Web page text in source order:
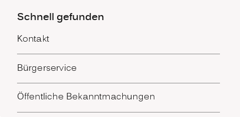
Schnell gefunden
Kontakt
Bürgerservice
Öffentliche Bekanntmachungen